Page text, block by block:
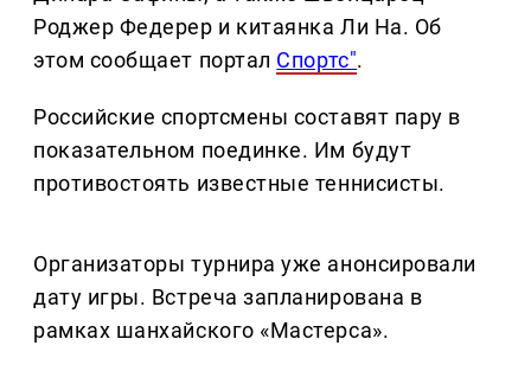
Роджер Федерер и китаянка Ли На. Об
этом сообщает портал Спортс".
Российские спортсмены составят пару в
показательном поединке. Им будут
противостоять известные теннисисты.
Организаторы турнира уже анонсировали
дату игры. Встреча запланирована в
рамках шанхайского «Мастерса».